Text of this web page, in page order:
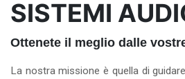
SISTEMI
Ottenete il meglio dalle
La nostra missione è quella di